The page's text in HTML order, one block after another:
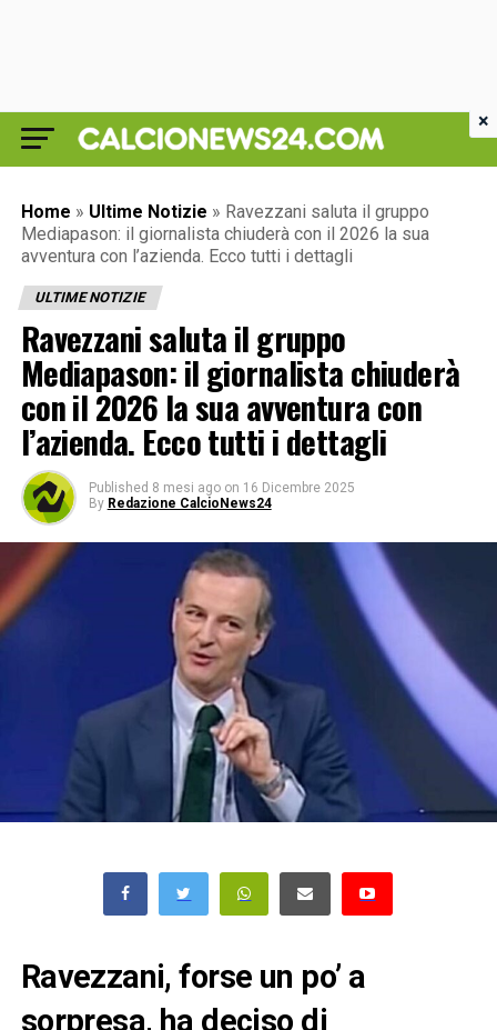
Home » Ultime Notizie » Ravezzani saluta il gruppo
Mediapason: il giornalista chiuderà con il 2026 la sua
avventura con l’azienda. Ecco tutti i dettagli
ULTIME NOTIZIE
Ravezzani saluta il gruppo
Mediapason: il giornalista chiuderà
con il 2026 la sua avventura con
l’azienda. Ecco tutti i dettagli
Published 8 mesi ago on 16 Dicembre 2025
By Redazione CalcioNews24
Ravezzani, forse un po’ a
sorpresa, ha deciso di
×